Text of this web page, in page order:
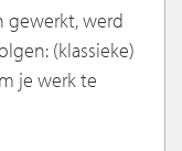
gewerkt, werd
(klassieke)
je werk te